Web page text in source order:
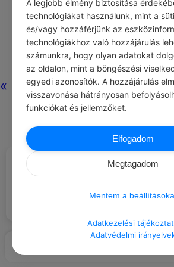
«
#IDÉZETEK GONDOLAT
Mézédes a világ, ha elég
A legjobb élmény biztosítása
technológiákat használunk, mint a
és/vagy hozzáférjünk az
technológiákhoz való hozzájárulás
számunkra, hogy olyan adatokat
az oldalon, mint a böngészési
egyedi azonosítók. A hozzájárulás
visszavonása hátrányosan
funkciókat és jellemzőket.
Elfogadom
Megtagadom
Mentem a
Adatkezelési
Adatvédelmi